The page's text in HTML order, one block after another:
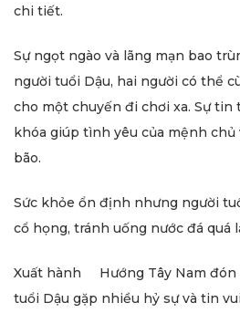
chi tiết.
Sự ngọt ngào và lãng mạn bao
người tuổi Dậu, hai người có thể
cho một chuyến đi chơi xa. Sự tin
khóa giúp tình yêu của mệnh chủ
bão.
Sức khỏe ổn định nhưng người
cổ họng, tránh uống nước đá quá
Xuất hành Hướng Tây Nam đón
tuổi Dậu gặp nhiều hỷ sự và tin